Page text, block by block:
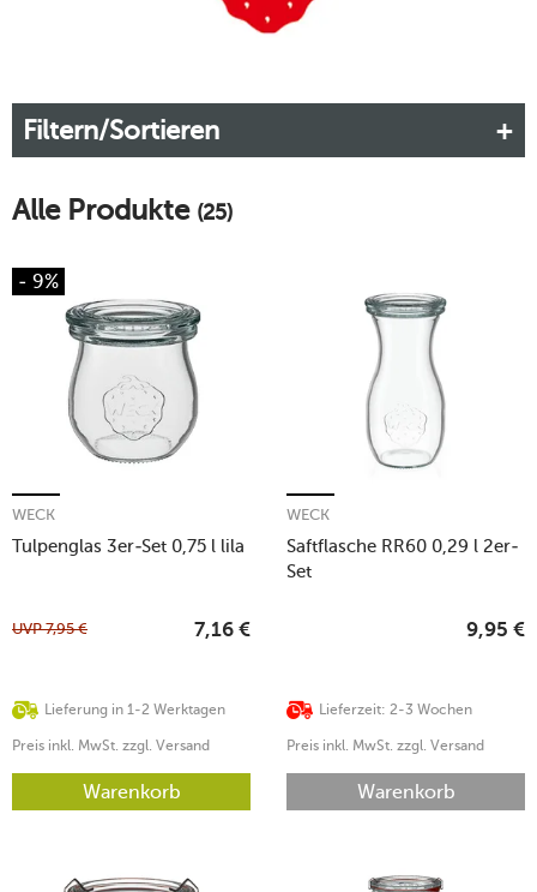
Filtern/Sortieren
Alle Produkte (25)
- 9%
Tulpenglas 3er-Set 0,75 l lila
WECK
Lieferung in 1-2 Werktagen
UVP7,95 € 7,16 €
Preis inkl. MwSt. zzgl. Versand
Warenkorb
Saftflasche RR60 0,29 l 2er-
Set
WECK
Lieferzeit: 2-3 Wochen
9,95 €
Preis inkl. MwSt. zzgl. Versand
Warenkorb